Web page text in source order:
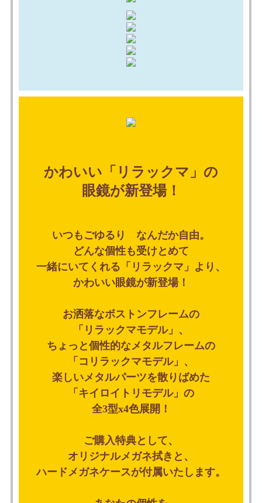
かわいい「リラックマ」の
眼鏡が新登場！
いつもごゆるり なんだか自由。
どんな個性も受けとめて
一緒にいてくれる「リラックマ」より、
かわいい眼鏡が新登場！
お洒落なボストンフレームの
「リラックマモデル」、
ちょっと個性的なメタルフレームの
「コリラックマモデル」、
楽しいメタルパーツを散りばめた
「キイロイトリモデル」の
全3型x4色展開！
ご購入特典として、
オリジナルメガネ拭きと、
ハードメガネケースが付属いたします。